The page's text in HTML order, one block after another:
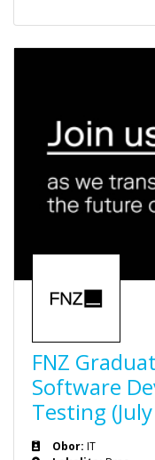
FNZ
Software
Testing
Obor: IT